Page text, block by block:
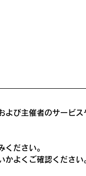
び主催者のサービ
ください。
かよくご確認ください